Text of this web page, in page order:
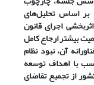
بر اساس تحلیل‌های
اجرای قانون
بیشتر ارجاع کامل
آن، نبود نظام
با اهداف توسعه
از تجمیع تقاضای